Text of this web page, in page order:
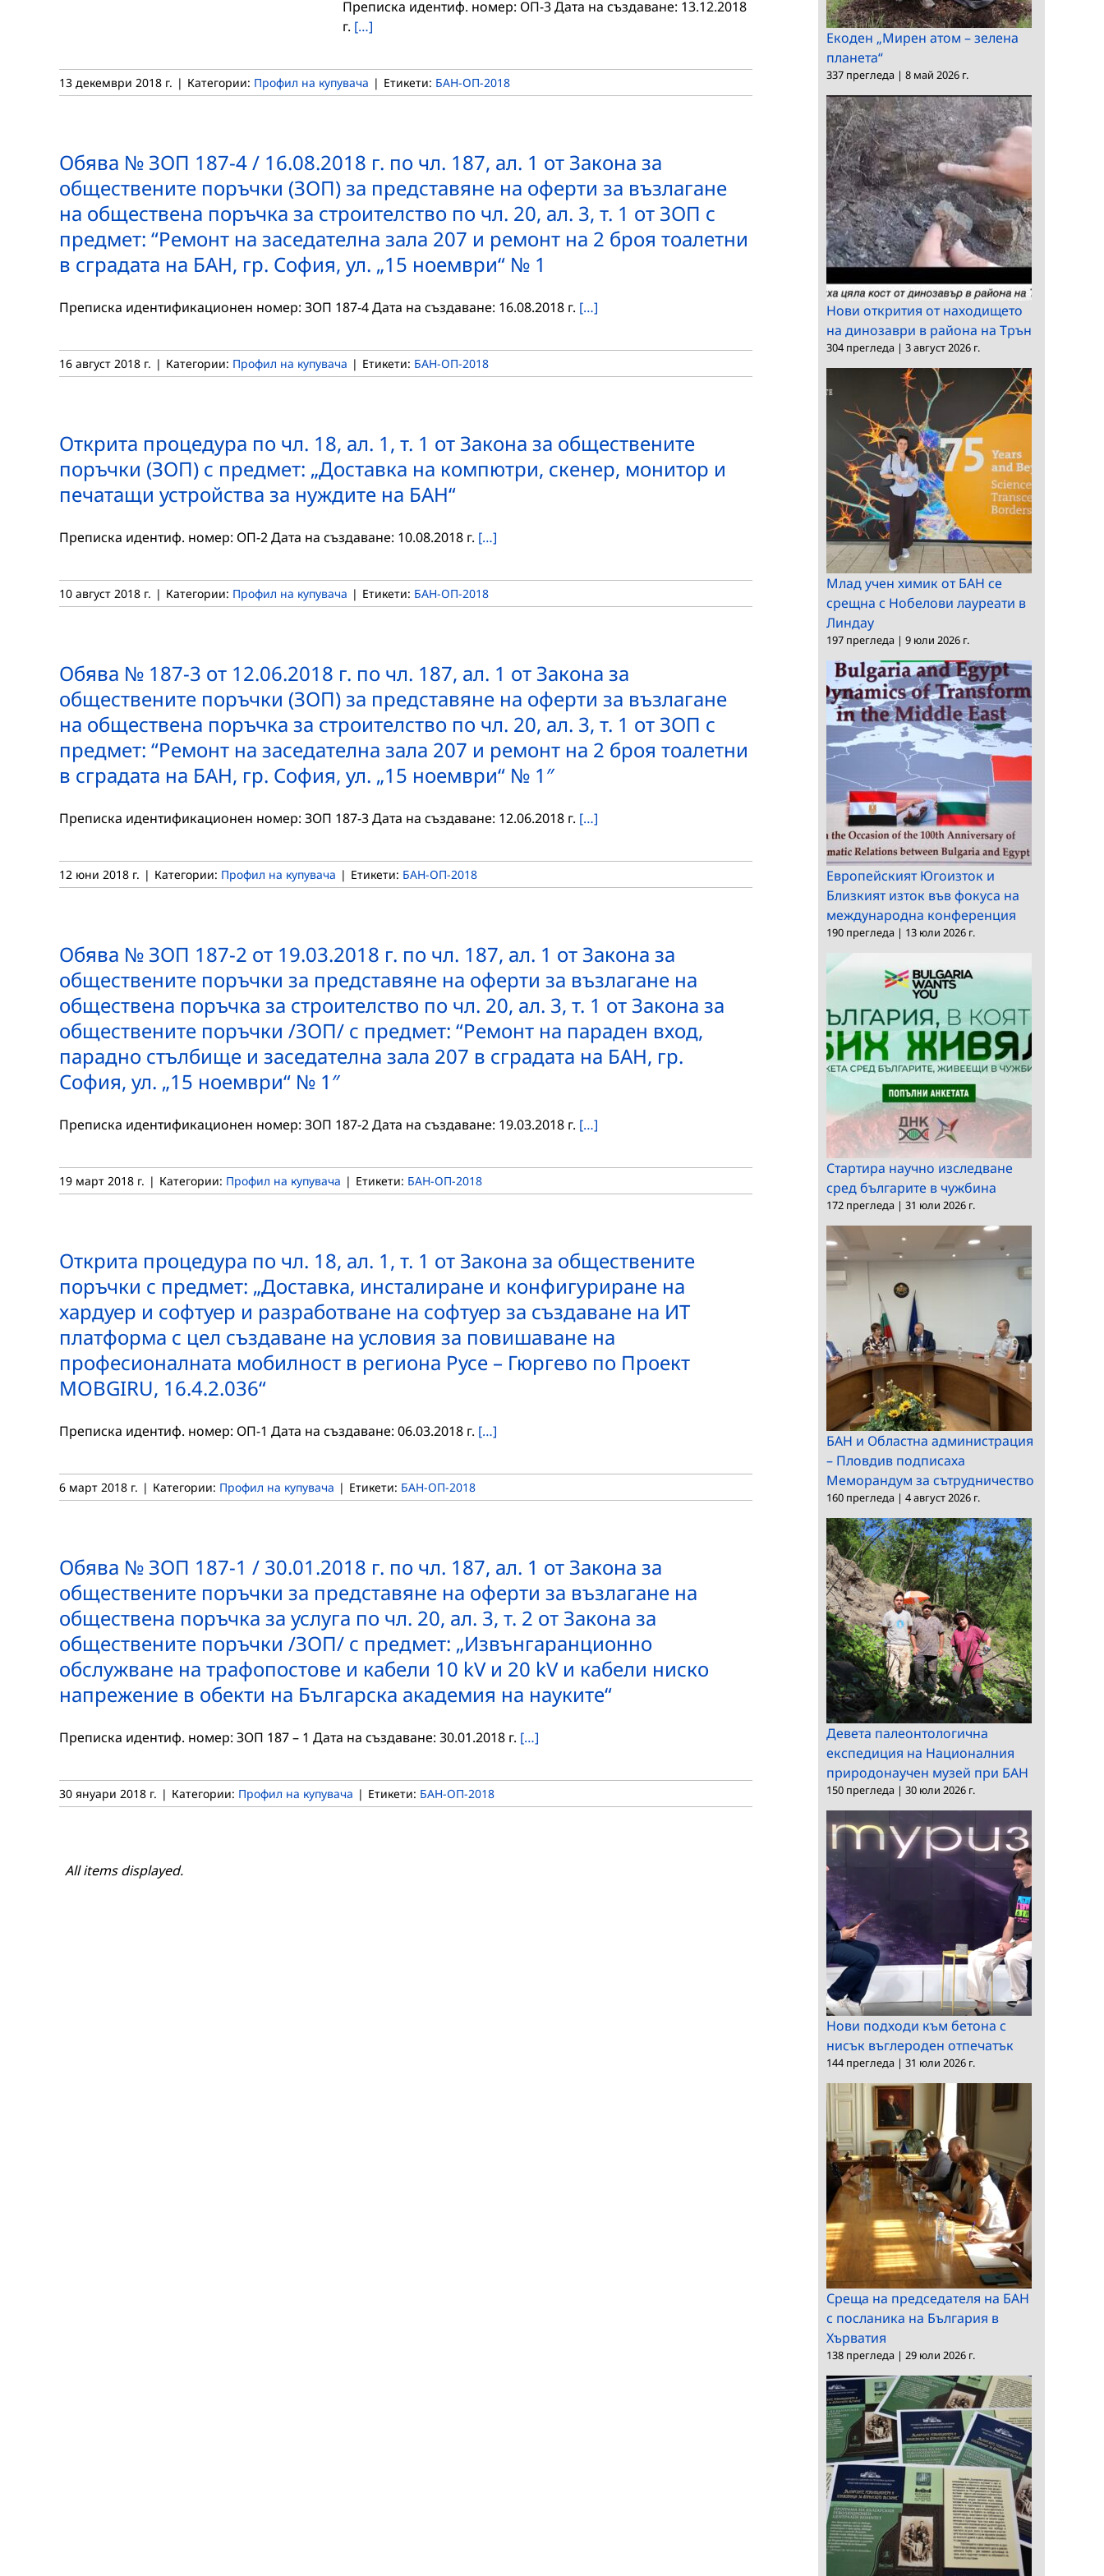
Преписка идентиф. номер: ОП-3 Дата на създаване: 13.12.2018
г. […]
13 декември 2018 г. | Категории: Профил на купувача | Етикети: БАН-ОП-2018
Обява № ЗОП 187-4 / 16.08.2018 г. по чл. 187, ал. 1 от Закона за
обществените поръчки (ЗОП) за представяне на оферти за възлагане
на обществена поръчка за строителство по чл. 20, ал. 3, т. 1 от ЗОП с
предмет: “Ремонт на заседателна зала 207 и ремонт на 2 броя тоалетни
в сградата на БАН, гр. София, ул. „15 ноември“ № 1
Преписка идентификационен номер: ЗОП 187-4 Дата на създаване: 16.08.2018 г. […]
16 август 2018 г. | Категории: Профил на купувача | Етикети: БАН-ОП-2018
Открита процедура по чл. 18, ал. 1, т. 1 от Закона за обществените
поръчки (ЗОП) с предмет: „Доставка на компютри, скенер, монитор и
печатащи устройства за нуждите на БАН“
Преписка идентиф. номер: ОП-2 Дата на създаване: 10.08.2018 г. […]
10 август 2018 г. | Категории: Профил на купувача | Етикети: БАН-ОП-2018
Обява № 187-3 от 12.06.2018 г. по чл. 187, ал. 1 от Закона за
обществените поръчки (ЗОП) за представяне на оферти за възлагане
на обществена поръчка за строителство по чл. 20, ал. 3, т. 1 от ЗОП с
предмет: “Ремонт на заседателна зала 207 и ремонт на 2 броя тоалетни
в сградата на БАН, гр. София, ул. „15 ноември“ № 1″
Преписка идентификационен номер: ЗОП 187-3 Дата на създаване: 12.06.2018 г. […]
12 юни 2018 г. | Категории: Профил на купувача | Етикети: БАН-ОП-2018
Обява № ЗОП 187-2 от 19.03.2018 г. по чл. 187, ал. 1 от Закона за
обществените поръчки за представяне на оферти за възлагане на
обществена поръчка за строителство по чл. 20, ал. 3, т. 1 от Закона за
обществените поръчки /ЗОП/ с предмет: “Ремонт на параден вход,
парадно стълбище и заседателна зала 207 в сградата на БАН, гр.
София, ул. „15 ноември“ № 1″
Преписка идентификационен номер: ЗОП 187-2 Дата на създаване: 19.03.2018 г. […]
19 март 2018 г. | Категории: Профил на купувача | Етикети: БАН-ОП-2018
Открита процедура по чл. 18, ал. 1, т. 1 от Закона за обществените
поръчки с предмет: „Доставка, инсталиране и конфигуриране на
хардуер и софтуер и разработване на софтуер за създаване на ИТ
платформа с цел създаване на условия за повишаване на
професионалната мобилност в региона Русе – Гюргево по Проект
MOBGIRU, 16.4.2.036“
Преписка идентиф. номер: ОП-1 Дата на създаване: 06.03.2018 г. […]
6 март 2018 г. | Категории: Профил на купувача | Етикети: БАН-ОП-2018
Обява № ЗОП 187-1 / 30.01.2018 г. по чл. 187, ал. 1 от Закона за
обществените поръчки за представяне на оферти за възлагане на
обществена поръчка за услуга по чл. 20, ал. 3, т. 2 от Закона за
обществените поръчки /ЗОП/ с предмет: „Извънгаранционно
обслужване на трафопостове и кабели 10 kV и 20 kV и кабели ниско
напрежение в обекти на Българска академия на науките“
Преписка идентиф. номер: ЗОП 187 – 1 Дата на създаване: 30.01.2018 г. […]
30 януари 2018 г. | Категории: Профил на купувача | Етикети: БАН-ОП-2018
Екоден „Мирен атом – зелена
планета“
337 прегледа | 8 май 2026 г.
Нови открития от находището
на динозаври в района на Трън
304 прегледа | 3 август 2026 г.
Млад учен химик от БАН се
срещна с Нобелови лауреати в
Линдау
197 прегледа | 9 юли 2026 г.
Европейският Югоизток и
Близкият изток във фокуса на
международна конференция
190 прегледа | 13 юли 2026 г.
Стартира научно изследване
сред българите в чужбина
172 прегледа | 31 юли 2026 г.
БАН и Областна администрация
– Пловдив подписаха
Меморандум за сътрудничество
160 прегледа | 4 август 2026 г.
Девета палеонтологична
експедиция на Националния
природонаучен музей при БАН
150 прегледа | 30 юли 2026 г.
Нови подходи към бетона с
нисък въглероден отпечатък
144 прегледа | 31 юли 2026 г.
Среща на председателя на БАН
с посланика на България в
Хърватия
138 прегледа | 29 юли 2026 г.